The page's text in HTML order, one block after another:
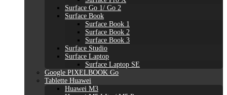
Surface Go 1/ Go 2
Surface Book
Surface Book 1
Surface Book 2
Surface Book 3
Surface Studio
Surface Laptop
Surface Laptop SE
Google PIXELBOOK Go
Tablette Huawei
Huawei M3